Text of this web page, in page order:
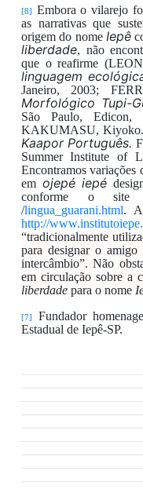
[8] Embora o vilarejo
as narrativas que
origemdo nome Iepê
liberdade, não
queo reafirme (
linguagem
Janeiro, 2003;
Morfológico Tupi-
São Paulo,
KAKUMASU, Kiyoko.
Kaapor Português.
Summer Institute of
Encontramosvariações
em ojepéiepé
conformeo site
/lingua_guarani.html.
http://
“tradicionalmente
para designar o
intercâmbio”. Não
em circulação sobre a
liberdadepara o nome
[7] Fundador
Estadual de Iepê-SP.